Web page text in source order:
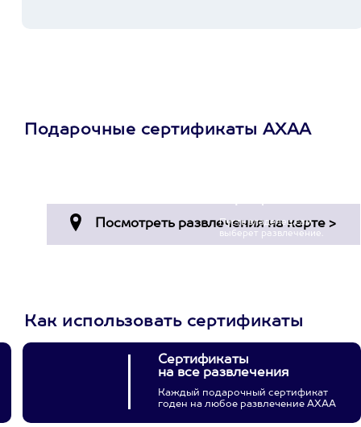
Подарочные сертификаты АХАА
Пусть владелец сам
выберет развлечение.
Как использовать сертификаты
Сертификаты
на все развлечения
Каждый подарочный сертификат
годен на любое развлечение АХАА